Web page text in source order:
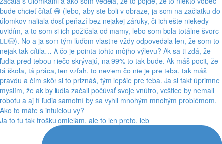
Ja to tu tak trošku omieľam, ale to len preto, leb